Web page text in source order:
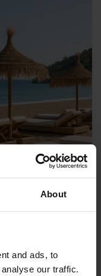
About
and ads, to
our traffic.